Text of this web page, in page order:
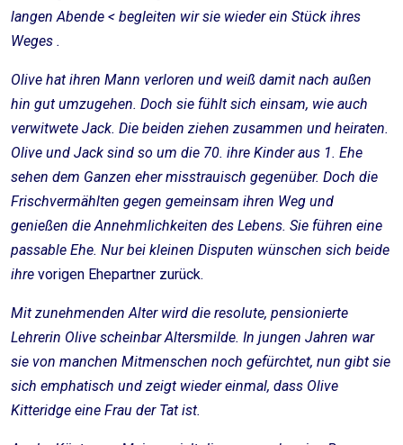
langen Abende < begleiten wir sie wieder ein Stück ihres
Weges .
Olive hat ihren Mann verloren und weiß damit nach außen
hin gut umzugehen. Doch sie fühlt sich einsam, wie auch
verwitwete Jack. Die beiden ziehen zusammen und heiraten.
Olive und Jack sind so um die 70. ihre Kinder aus 1. Ehe
sehen dem Ganzen eher misstrauisch gegenüber. Doch die
Frischvermählten gegen gemeinsam ihren Weg und
genießen die Annehmlichkeiten des Lebens. Sie führen eine
passable Ehe. Nur bei kleinen Disputen wünschen sich beide
ihre vorigen Ehepartner zurück.
Mit zunehmenden Alter wird die resolute, pensionierte
Lehrerin Olive scheinbar Altersmilde. In jungen Jahren war
sie von manchen Mitmenschen noch gefürchtet, nun gibt sie
sich emphatisch und zeigt wieder einmal, dass Olive
Kitteridge eine Frau der Tat ist.